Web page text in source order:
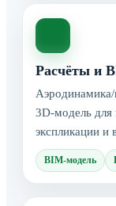
Расчёты и
Аэродинамика/
3D-модель для
экспликации и
BIM-модель